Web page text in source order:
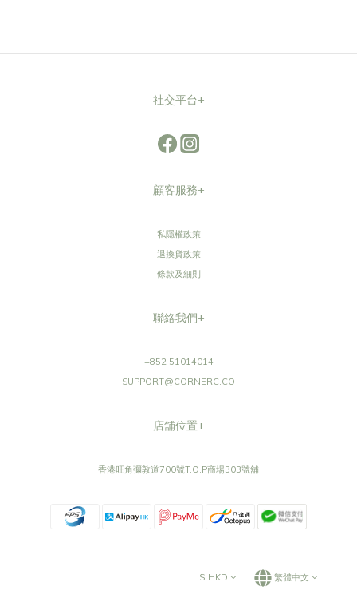
社交平台+
顧客服務+
私隱權政策
退換貨政策
條款及細則
聯絡我們+
+852 51014014
SUPPORT@CORNERC.CO
店舖位置+
香港旺角彌敦道700號T.O.P商場303號舖
$ HKD 繁體中文